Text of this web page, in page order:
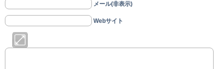
メール(非表示)
Webサイト